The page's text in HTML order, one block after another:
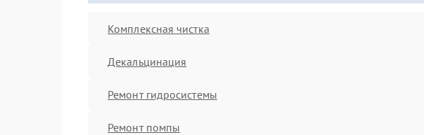
Комплексная чистка
Декальцинация
Ремонт гидросистемы
Ремонт помпы